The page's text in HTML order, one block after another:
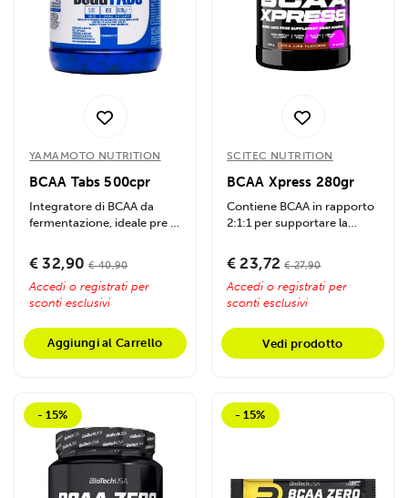
YAMAMOTO NUTRITION
BCAA Tabs 500cpr
Integratore di BCAA da
fermentazione, ideale pre e
Supporta la...
€ 32,90 € 40,90
Accedi o registrati per
sconti esclusivi
Aggiungi al Carrello
SCITEC NUTRITION
BCAA Xpress 280gr
Contiene BCAA in rapporto
2:1:1 per supportare la
migliorare il...
€ 23,72 € 27,90
Accedi o registrati per
sconti esclusivi
Vedi prodotto
- 15% - 15%